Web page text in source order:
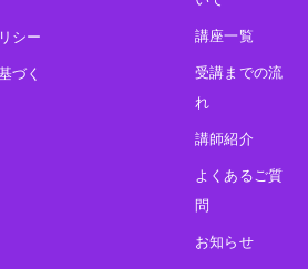
シー
づく
講座一覧
受講までの流
れ
講師紹介
よくあるご質
問
お知らせ